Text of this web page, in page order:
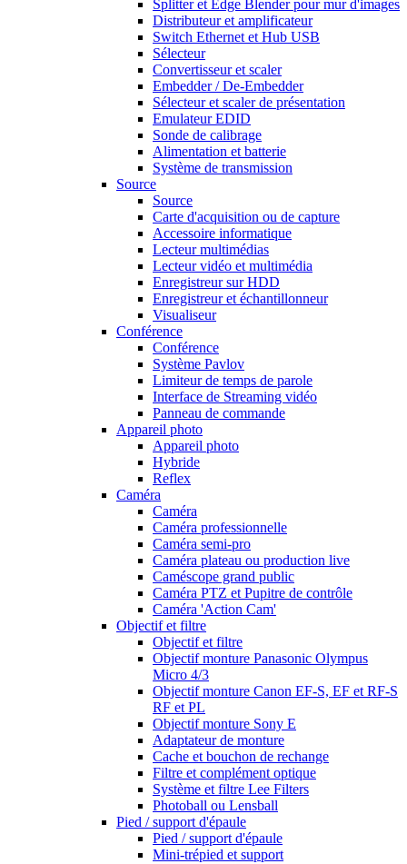
Splitter et Edge Blender pour mur d'images
Distributeur et amplificateur
Switch Ethernet et Hub USB
Sélecteur
Convertisseur et scaler
Embedder / De-Embedder
Sélecteur et scaler de présentation
Emulateur EDID
Sonde de calibrage
Alimentation et batterie
Système de transmission
Source
Source
Carte d'acquisition ou de capture
Accessoire informatique
Lecteur multimédias
Lecteur vidéo et multimédia
Enregistreur sur HDD
Enregistreur et échantillonneur
Visualiseur
Conférence
Conférence
Système Pavlov
Limiteur de temps de parole
Interface de Streaming vidéo
Panneau de commande
Appareil photo
Appareil photo
Hybride
Reflex
Caméra
Caméra
Caméra professionnelle
Caméra semi-pro
Caméra plateau ou production live
Caméscope grand public
Caméra PTZ et Pupitre de contrôle
Caméra 'Action Cam'
Objectif et filtre
Objectif et filtre
Objectif monture Panasonic Olympus
Micro 4/3
Objectif monture Canon EF-S, EF et RF-S
RF et PL
Objectif monture Sony E
Adaptateur de monture
Cache et bouchon de rechange
Filtre et complément optique
Système et filtre Lee Filters
Photoball ou Lensball
Pied / support d'épaule
Pied / support d'épaule
Mini-trépied et support